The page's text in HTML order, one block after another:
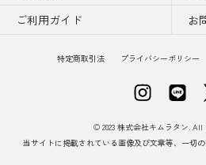
ご利用ガイド
お
特定商取引法 プライバシーポリシー
© 2023 株式会社キムラタン. All
当サイトに掲載されている画像及び文章等、一切